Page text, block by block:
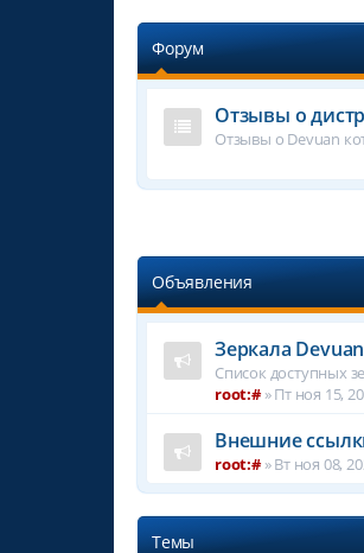
Форум
Отзывы о
Отзывы о Devuan
Объявления
Зеркала
Список доступных
root:#»Пт ноя 15,
Внешние
root:#»Вт ноя 08,
Темы